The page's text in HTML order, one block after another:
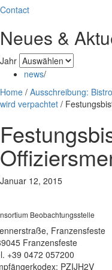
Contact
Neues &
Jahr
news/
Home / Ausschreibung:
wird verpachtet /
Januar 12, 2015
Beobachtungsstelle
Franzensfeste
Franzensfeste
+39 0472 057200
PZIJH2V